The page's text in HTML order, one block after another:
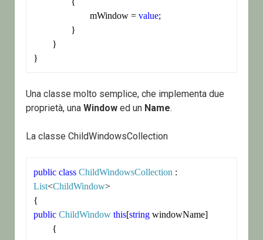
			mWindow =
value;
}
Una classe molto semplice, che implementa due
proprietà, una Windowed un Name.
La classe ChildWindowsCollection
public class ChildWindowsCollection
List<ChildWindow>
public ChildWindow this[string windowName]